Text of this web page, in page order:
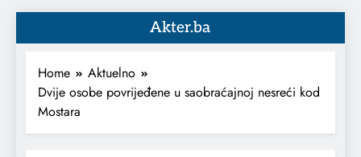
Akter.ba
Home
Aktuelno
Dvije osobe povrijeđene u saobraćajnoj nesreći kod
Mostara